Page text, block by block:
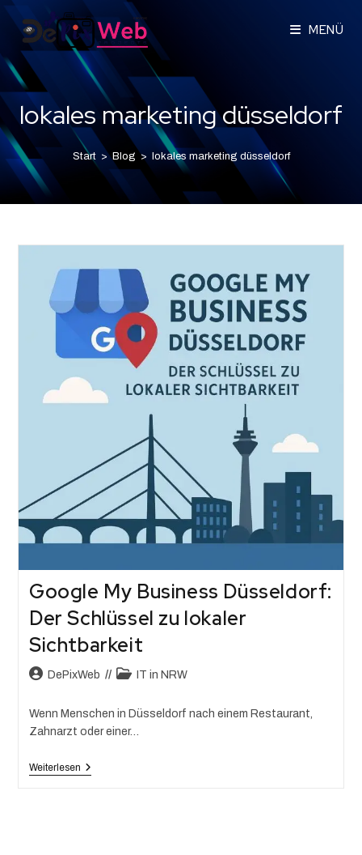
MENÜ
lokales marketing düsseldorf
Start > Blog > lokales marketing düsseldorf
Google My Business Düsseldorf:
Der Schlüssel zu lokaler
Sichtbarkeit
DePixWeb IT in NRW
Wenn Menschen in Düsseldorf nach einem Restaurant,
Zahnarzt oder einer…
Weiterlesen